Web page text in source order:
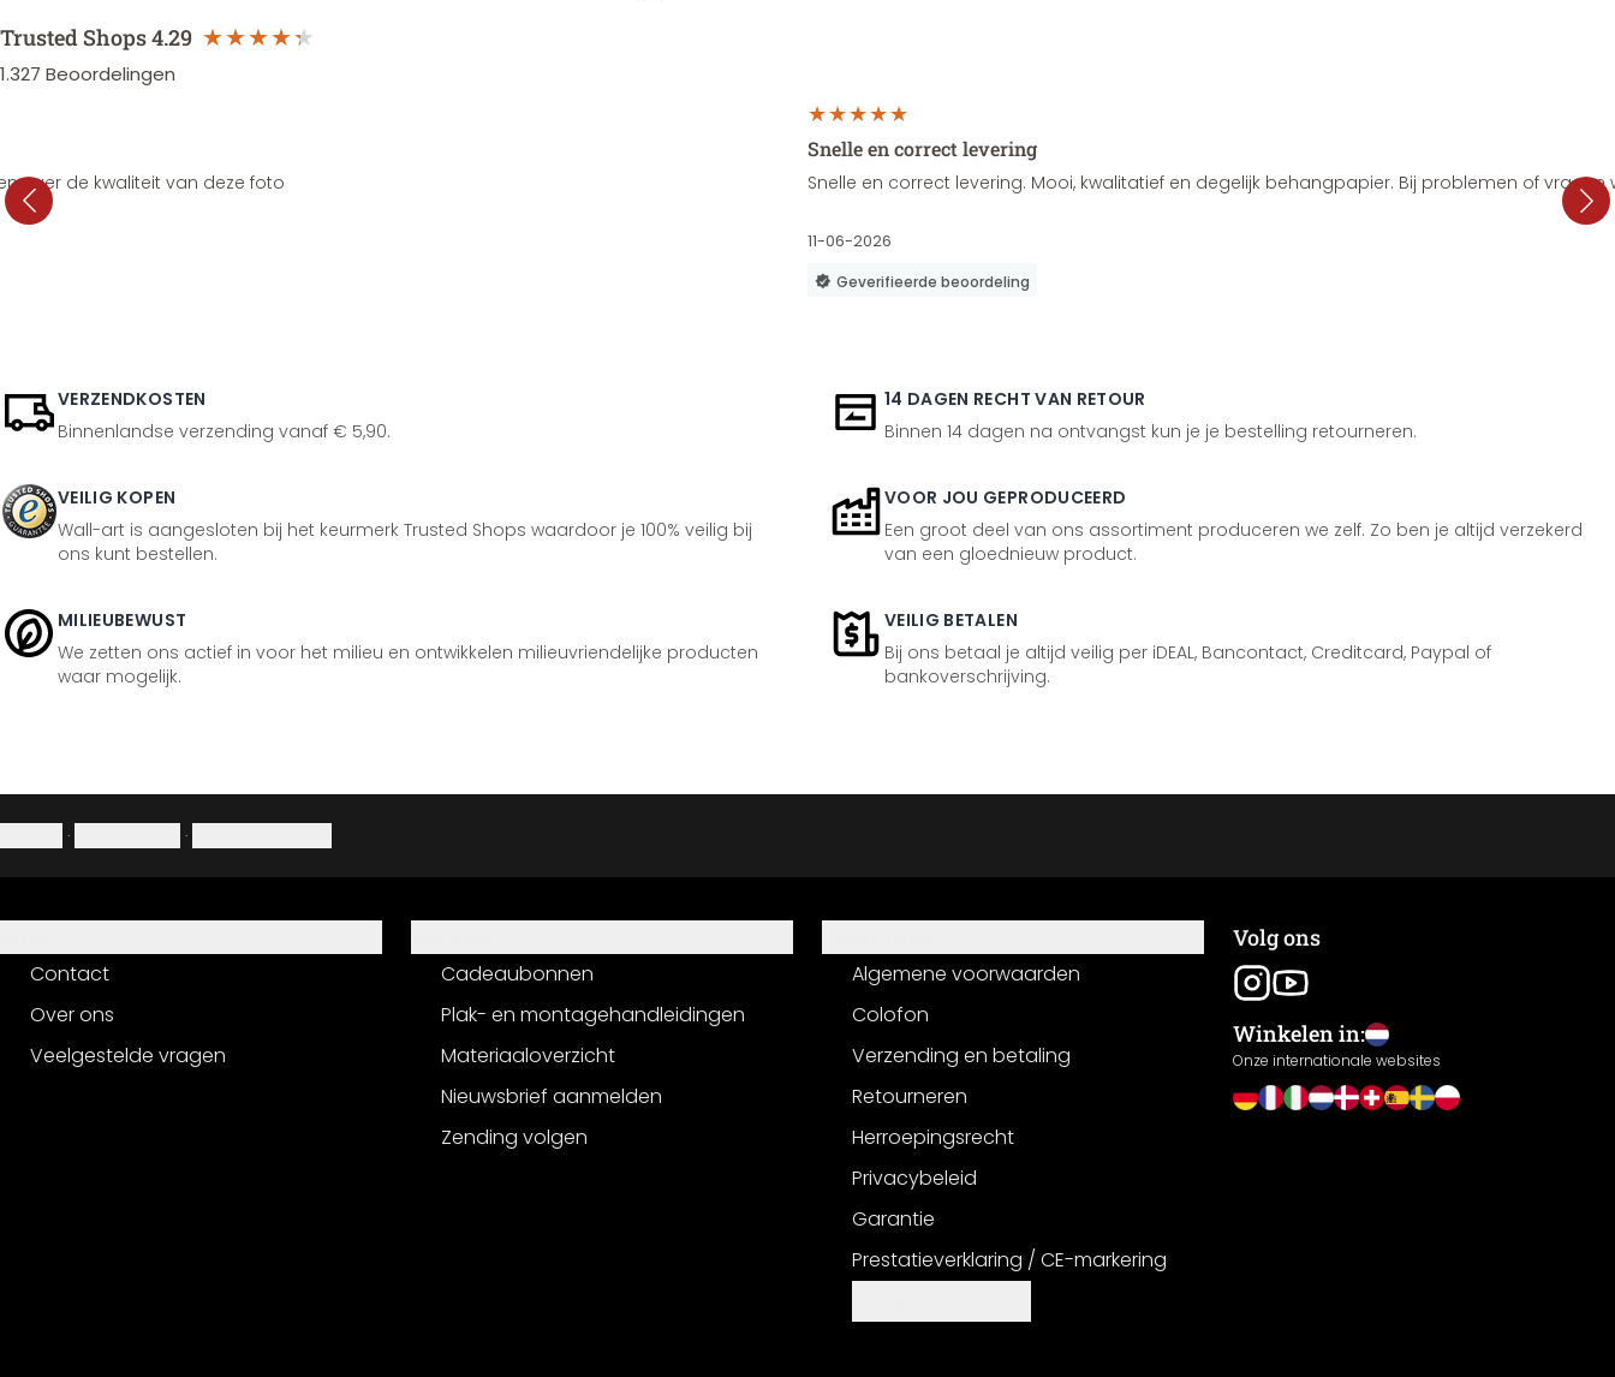
Trusted Shops4.29
1.327 Beoordelingen
over de kwaliteit van deze foto
Snelle en correct levering
Snelle en correct levering. Mooi, kwalitatief en degelijk behangpapier. Bij problemen of
11-06-2026
Geverifieerde beoordeling
VERZENDKOSTEN
Binnenlandse verzending vanaf € 5,90.
14 DAGEN RECHT VAN RETOUR
Binnen 14 dagen na ontvangst kun je je bestelling retourneren.
VEILIG KOPEN
Wall-art is aangesloten bij het keurmerk Trusted Shops waardoor je 100% veilig bij
ons kunt bestellen.
VOOR JOU GEPRODUCEERD
Een groot deel van ons assortiment produceren we zelf. Zo ben je altijd verzekerd
van een gloednieuw product.
MILIEUBEWUST
We zetten ons actief in voor het milieu en ontwikkelen milieuvriendelijke producten
waar mogelijk.
VEILIG BETALEN
Bij ons betaal je altijd veilig per iDEAL, Bancontact, Creditcard, Paypal of
bankoverschrijving.
· ·
Contact
Over ons
Veelgestelde vragen
Cadeaubonnen
Plak- en montagehandleidingen
Materiaaloverzicht
Nieuwsbrief aanmelden
Zending volgen
Algemene voorwaarden
Colofon
Verzending en betaling
Retourneren
Herroepingsrecht
Privacybeleid
Garantie
Prestatieverklaring / CE-markering
Volg ons
Winkelen in:
Onze internationale websites